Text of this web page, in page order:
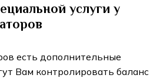
услуги у
есть дополнительные
Вам контролировать баланс